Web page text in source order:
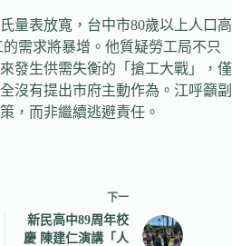
量表放寬，台中市80歲以上人口高
需求將暴增。他質疑勞工局不只
發生供需失衡的「搶工大戰」，僅
沒有提出市府主動作為。江呼籲副
，而非繼續逃避責任。
下一
新民高中89周年校
慶 陳建仁演講「人